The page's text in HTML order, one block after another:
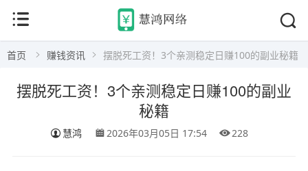
首页 赚钱资讯 摆脱死工资！3个亲测稳定日赚100的副业秘籍
摆脱死工资！3个亲测稳定日赚100的副业
秘籍
慧鸿 2026年03月05日 17:54 228